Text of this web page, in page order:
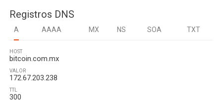
Registros DNS
A AAAA MX NS SOA TXT
HOST
bitcoin.com.mx
VALOR
172.67.203.238
TTL
300